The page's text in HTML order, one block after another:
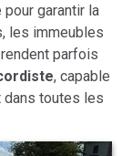
garantir la
les immeubles
parfois
, capable
dans toutes les